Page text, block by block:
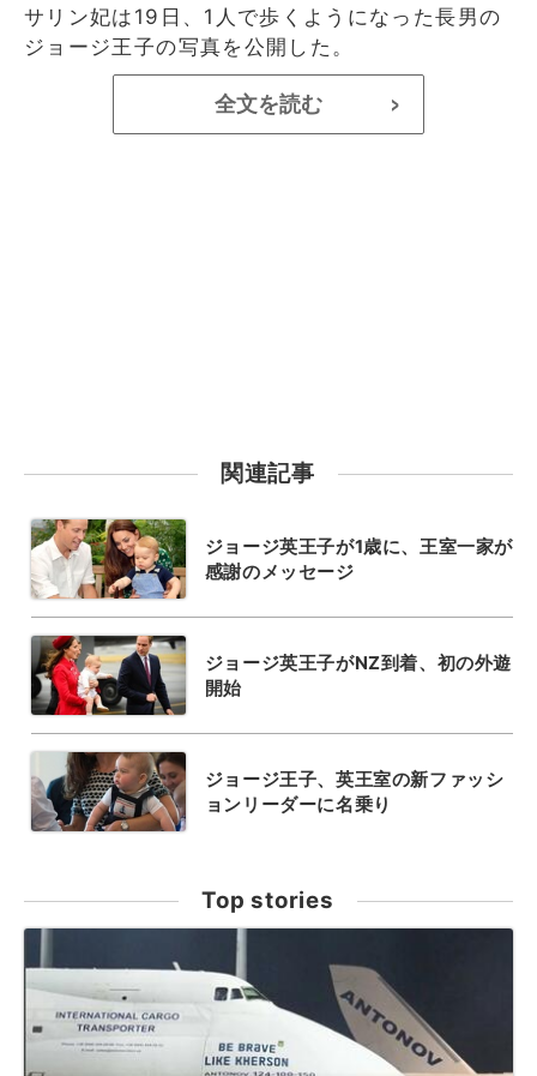
サリン妃は19日、1人で歩くようになった長男の
ジョージ王子の写真を公開した。
全文を読む >
関連記事
ジョージ英王子が1歳に、王室一家が
感謝のメッセージ
ジョージ英王子がNZ到着、初の外遊
開始
ジョージ王子、英王室の新ファッシ
ョンリーダーに名乗り
Top stories